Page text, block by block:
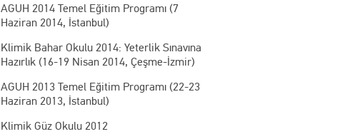
AGUH 2014 Temel Eğitim Programı (7
Haziran 2014, İstanbul)
Klimik Bahar Okulu 2014: Yeterlik Sınavına
Hazırlık (16-19 Nisan 2014, Çeşme-İzmir)
AGUH 2013 Temel Eğitim Programı (22-23
Haziran 2013, İstanbul)
Klimik Güz Okulu 2012